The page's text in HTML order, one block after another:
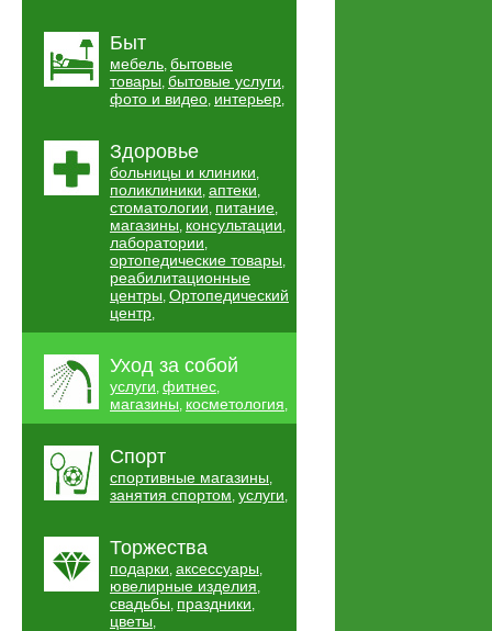
Быт
мебель, бытовые
товары, бытовые услуги,
фото и видео, интерьер,
Здоровье
больницы и клиники,
поликлиники, аптеки,
стоматологии, питание,
магазины, консультации,
лаборатории,
ортопедические товары,
реабилитационные
центры, Ортопедический
центр,
Уход за собой
услуги, фитнес,
магазины, косметология,
Спорт
спортивные магазины,
занятия спортом, услуги,
Торжества
подарки, аксессуары,
ювелирные изделия,
свадьбы, праздники,
цветы,